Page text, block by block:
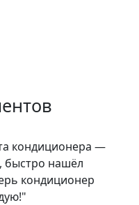
кондиционера —
быстро нашёл
кондиционер